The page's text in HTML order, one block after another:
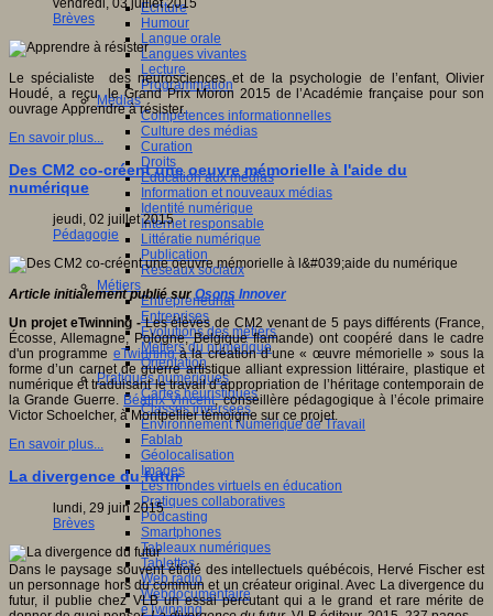
Ecriture
Humour
Langue orale
Langues vivantes
Lecture
Programmation
Médias
Compétences informationnelles
Culture des médias
Curation
Droits
Education aux médias
Information et nouveaux médias
Identité numérique
Internet responsable
Littératie numérique
Publication
Réseaux sociaux
Métiers
Entrepreneuriat
Entreprises
Evolutions des métiers
Métiers du numérique
Orientation
Pratiques numériques
Cartes heuristiques
Classes inversées
Environnement Numérique de Travail
Fablab
Géolocalisation
Images
Les mondes virtuels en éducation
Pratiques collaboratives
Podcasting
Smartphones
Tableaux numériques
Tablettes
Web radio
Webdocumentaire
eTwinning
vendredi, 03 juillet 2015
Brèves
Le spécialiste des neurosciences et de la psychologie de l’enfant, Olivier
Houdé, a reçu le Grand Prix Moron 2015 de l’Académie française pour son
ouvrage Apprendre à résister.
En savoir plus...
Des CM2 co-créent une oeuvre mémorielle à l'aide du
numérique
jeudi, 02 juillet 2015
Pédagogie
Article initialement publié surOsons Innover
Un projet eTwinning -Les élèves de CM2 venant de 5 pays différents (France,
Écosse, Allemagne, Pologne, Belgique flamande) ont coopéré dans le cadre
d'un programme eTwinningà la création d’une « œuvre mémorielle » sous la
forme d’un carnet de guerre artistique alliant expression littéraire, plastique et
numérique et traduisant le travail d’appropriation de l’héritage contemporain de
la Grande Guerre. Béatrix Vincent, conseillère pédagogique à l’école primaire
Victor Schoelcher, à Montpellier témoigne sur ce projet.
En savoir plus...
La divergence du futur
lundi, 29 juin 2015
Brèves
Dans le paysage souvent étiolé des intellectuels québécois, Hervé Fischer est
un personnage hors du commun et un créateur original. Avec La divergence du
futur, il publie chez VLB un essai percutant qui a le grand et rare mérite de